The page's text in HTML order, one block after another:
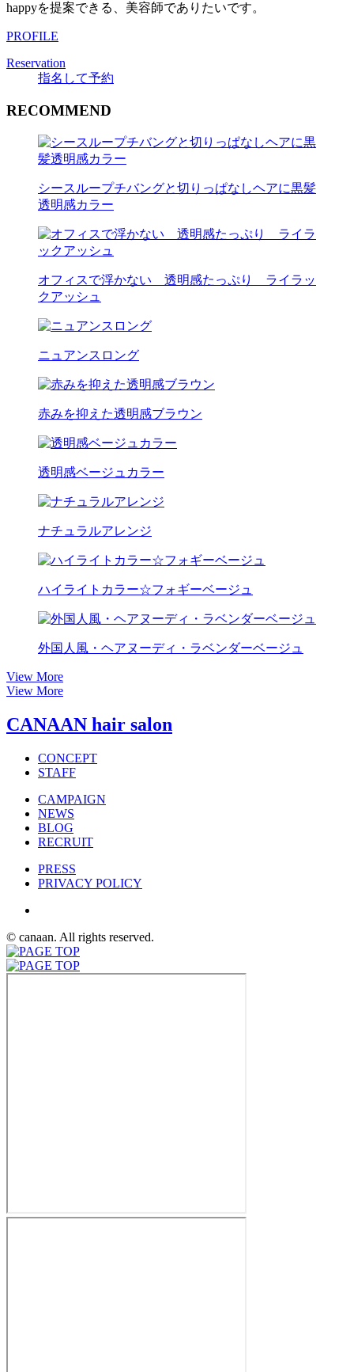
happyを提案できる、美容師でありたいです。
PROFILE
Reservation
指名して予約
RECOMMEND
シースループチバングと切りっぱなしヘアに黒髪
透明感カラー
オフィスで浮かない 透明感たっぷり ライラッ
クアッシュ
ニュアンスロング
赤みを抑えた透明感ブラウン
透明感ベージュカラー
ナチュラルアレンジ
ハイライトカラー☆フォギーベージュ
外国人風・ヘアヌーディ・ラベンダーベージュ
View More
View More
CANAAN hair salon
CONCEPT
STAFF
CAMPAIGN
NEWS
BLOG
RECRUIT
PRESS
PRIVACY POLICY
© canaan. All rights reserved.